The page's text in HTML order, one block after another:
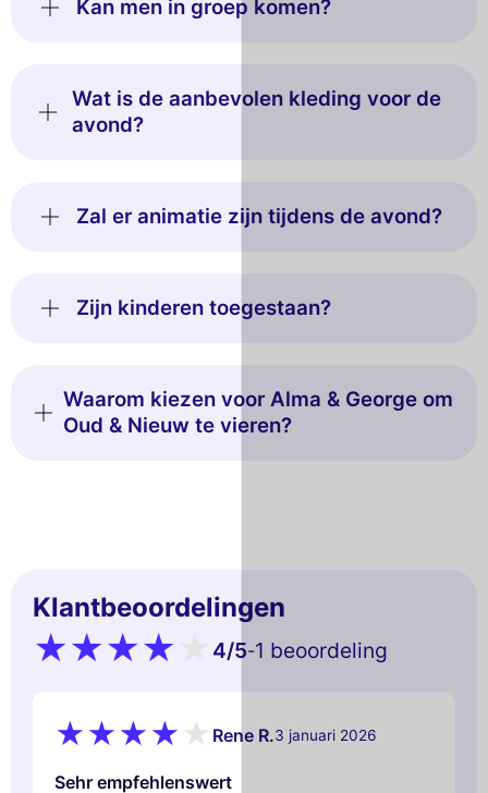
Kan men in groep komen?
Wat is de aanbevolen kleding voor de
avond?
Zal er animatie zijn tijdens de avond?
Zijn kinderen toegestaan?
Waarom kiezen voor Alma & George om
Oud & Nieuw te vieren?
Klantbeoordelingen
4/5-1 beoordeling
Rene R.3 januari 2026
Sehr empfehlenswert